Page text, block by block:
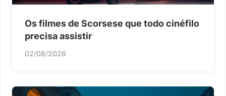
Os filmes de Scorsese que todo cinéfilo
precisa assistir
02/08/2026